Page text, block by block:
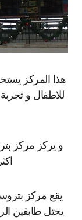
هذا المركز
للاطفال و
و يركز مركز
يقع مركز